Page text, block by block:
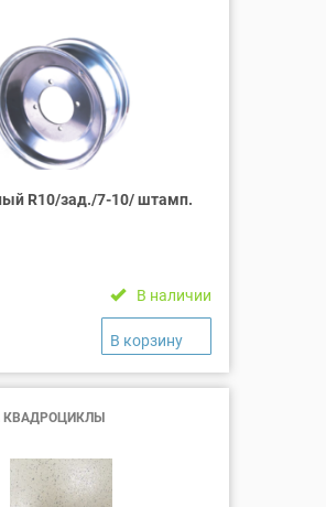
R10/зад./7-10/ штамп.
В наличии
КВАДРОЦИКЛЫ